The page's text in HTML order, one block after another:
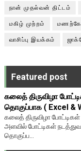
நான் முதல்வன் திட்டம்
மகிழ் முற்றம்
வாசிப்பு இயக்கம்
Featured post
கலைத் திருவிழா
தொகுப்பாக ( Excel &
கலைத் திருவிழா
அளவில் போட்டிகள்
தொகுப்ப...